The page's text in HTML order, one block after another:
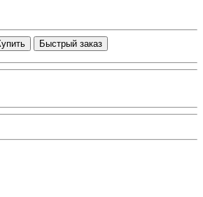
Быстрый заказ